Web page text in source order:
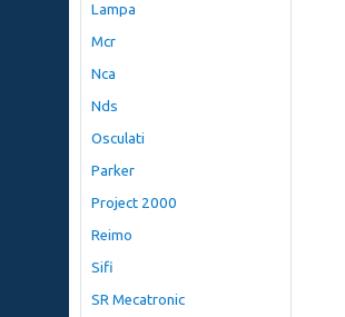
Lampa
Mcr
Nca
Nds
Osculati
Parker
Project 2000
Reimo
Sifi
SR Mecatronic